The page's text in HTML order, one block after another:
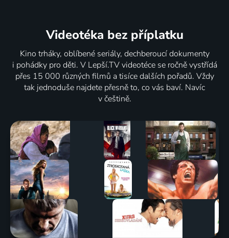
Videotéka bez příplatku
Kino trháky, oblíbené seriály, dechberoucí dokumenty
i pohádky pro děti. V Lepší.TV videotéce se ročně vystřídá
přes 15 000 různých filmů a tisíce dalších pořadů. Vždy
tak jednoduše najdete přesně to, co vás baví. Navíc
v češtině.